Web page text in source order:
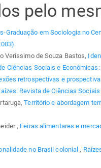
pelo
Graduação em Sociologia no
Veríssimo de Souza Bastos,
Ciências Sociais e Econômicas:
retrospectivas e
Revista de Ciências
Território e abordagem
, Feiras alimentares e
no Brasil colonial ,